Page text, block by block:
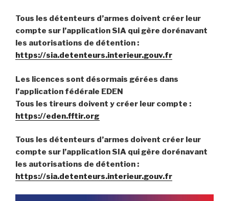
Tous les détenteurs d’armes doivent créer leur
compte sur l’application SIA qui gère dorénavant
les autorisations de détention :
https://sia.detenteurs.interieur.gouv.fr
Les licences sont désormais gérées dans
l’application fédérale EDEN
Tous les tireurs doivent y créer leur compte :
https://eden.fftir.org
Tous les détenteurs d’armes doivent créer leur
compte sur l’application SIA qui gère dorénavant
les autorisations de détention :
https://sia.detenteurs.interieur.gouv.fr